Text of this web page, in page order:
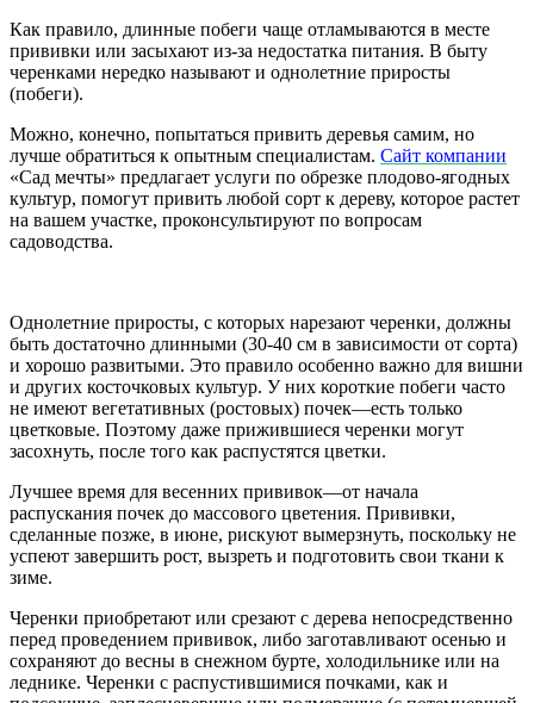
Как правило, длинные побеги чаще отламываются в месте
прививки или засыхают из-за недостатка питания. В быту
черенками нередко называют и однолетние приросты
(побеги).
Можно, конечно, попытаться привить деревья самим, но
лучше обратиться к опытным специалистам. Сайт компании
«Сад мечты» предлагает услуги по обрезке плодово-ягодных
культур, помогут привить любой сорт к дереву, которое растет
на вашем участке, проконсультируют по вопросам
садоводства.
Однолетние приросты, с которых нарезают черенки, должны
быть достаточно длинными (30-40 см в зависимости от сорта)
и хорошо развитыми. Это правило особенно важно для вишни
и других косточковых культур. У них короткие побеги часто
не имеют вегетативных (ростовых) почек—есть только
цветковые. Поэтому даже прижившиеся черенки могут
засохнуть, после того как распустятся цветки.
Лучшее время для весенних прививок—от начала
распускания почек до массового цветения. Прививки,
сделанные позже, в июне, рискуют вымерзнуть, поскольку не
успеют завершить рост, вызреть и подготовить свои ткани к
зиме.
Черенки приобретают или срезают с дерева непосредственно
перед проведением прививок, либо заготавливают осенью и
сохраняют до весны в снежном бурте, холодильнике или на
леднике. Черенки с распустившимися почками, как и